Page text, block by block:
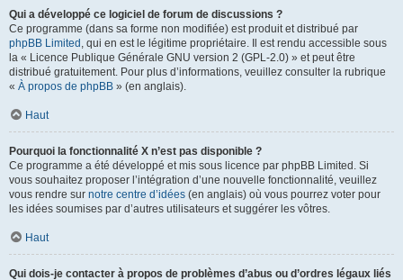
Qui a développé ce logiciel de forum de discussions ?
Ce programme (dans sa forme non modifiée) est produit et distribué par
phpBB Limited , qui en est le légitime propriétaire. Il est rendu accessible sous
la « Licence Publique Générale GNU version 2 (GPL-2.0) » et peut être
distribué gratuitement. Pour plus d’informations, veuillez consulter la rubrique
« À propos de phpBB » (en anglais).
Haut
Pourquoi la fonctionnalité X n’est pas disponible ?
Ce programme a été développé et mis sous licence par phpBB Limited. Si
vous souhaitez proposer l’intégration d’une nouvelle fonctionnalité, veuillez
vous rendre sur notre centre d’idées (en anglais) où vous pourrez voter pour
les idées soumises par d’autres utilisateurs et suggérer les vôtres.
Haut
Qui dois-je contacter à propos de problèmes d’abus ou d’ordres légaux liés